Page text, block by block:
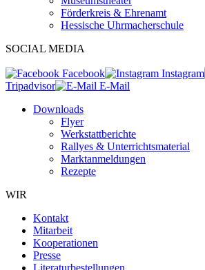
Förderkreis & Ehrenamt
Hessische Uhrmacherschule
SOCIAL MEDIA
Facebook
Instagram
Tripadvisor
E-Mail
Downloads
Flyer
Werkstattberichte
Rallyes & Unterrichtsmaterial
Marktanmeldungen
Rezepte
WIR
Kontakt
Mitarbeit
Kooperationen
Presse
Literaturbestellungen